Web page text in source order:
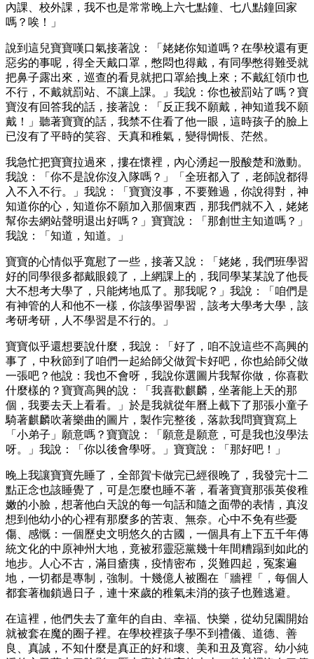
內課、校外課，我不也是常常晚上六七點鐘、七八點鐘回家
嗎？唉！」
說到這兒寶寶嘆口氣接著說：「姥姥你知道嗎？在學校還有更
惡劣的事呢，得全天戴口罩，憋悶也得戴，有同學憋得難受就
把鼻子露出來，巡查的看見就把口罩給拽上來；不戴紅領巾也
不行，不戴就罰站、不讓上課。」我說：你也被罰站了嗎？寶
寶沒有回答我的話，接著說：「反正我不願戴，神知道我不願
戴！」聽著寶寶的話，我禁不住看了他一眼，這時孩子的臉上
已沒有了平時的笑容、天真和稚氣，變得惆悵、茫然。
我急忙把寶寶拉過來，摟在懷裡，內心湧起一股酸楚和激動。
我說：「你不是說你沒入隊嗎？」「全班都入了，老師說都得
入不入不行。」我說：「寶寶沒事，不要難過，你說得對，神
知道你的心，知道你不願加入那個東西，那我們就不入，姥姥
幫你去網站聲明退出好嗎？」寶寶說：「那創世主知道嗎？」
我說：「知道，知道。」
寶寶的心情似乎寬慰了一些，接著又說：「姥姥，我們班學習
好的同學很多都戴眼鏡了，上網課上的，我同學某某說了他長
大不想考大學了，只能烤地瓜了。那我呢？」我說：「咱們是
有神管的人和他不一樣，你該學習學習，該考大學考大學，該
考研考研，人不學習是不行的。」
寶寶似乎還想要說什麼，我說：「好了，咱不說這些不高興的
事了，中秋節到了咱們一起給師父做賀卡好吧，你也給師父做
一張吧？他說：我也不會呀，我說你選圖片我幫你做，你喜歡
什麼樣的？寶寶高興的說：「我喜歡麒麟，坐著能上天的那
個，我要去天上看看。」於是我就從年曆上截下了那張小童子
騎著麒麟吹著樂曲的圖片，製作完整後，落款我問寶寶寫上
「小弟子」願意嗎？寶寶說：「願意是願意，可是我也沒學法
呀。」我說：「你以後會學呀。」寶寶說：「那好吧！」
晚上我讓寶寶先睡了，全部賀卡做完已經很晚了，我發完十二
點正念也該睡覺了，可是怎麼也睡不著，看著寶寶那張英俊稚
嫩的小臉，想著他白天說的每一句話和隨之面帶的表情，真沒
想到他幼小的心裡有那麼多的苦衷、無奈。心中不免有些憂
傷、感慨：一個歷史文明悠久的古國，一個具有上下五千年傳
統文化的中原神州大地，竟被邪靈惡黨幾十年間糟蹋到如此的
地步。人心不古，滿目瘡痍，疫情密布，災難四起，冤案遍
地，一切都是專制，強制。十幾億人被圈在「牆裡「，每個人
都套著枷鎖過日子，連十來歲的稚氣未消的孩子也難逃避。
在這裡，他們失去了童年的自由、幸福、快樂，從幼兒園開始
就被套在魔的圈子裡。在學校裡孩子學不到禮儀、道德、善
良、真誠，不知什麼是真正的好和壞、美和丑及寬容。幼小純